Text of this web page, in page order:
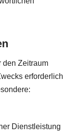
den Zeitraum
erforderlich
Dienstleistung